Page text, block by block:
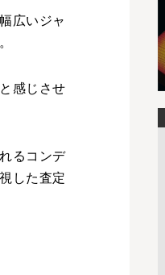
広いジャ
感じさせ
るコンデ
した査定